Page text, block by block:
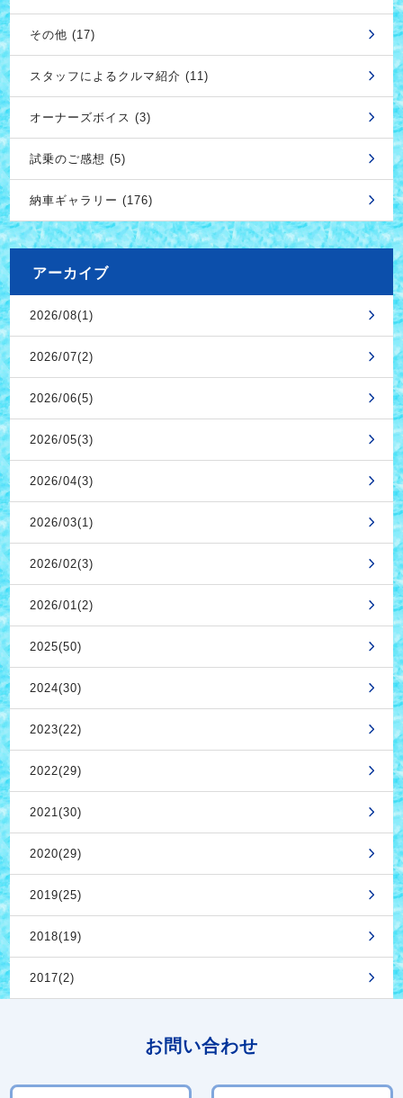
その他 (17)
スタッフによるクルマ紹介 (11)
オーナーズボイス (3)
試乗のご感想 (5)
納車ギャラリー (176)
アーカイブ
2026/08(1)
2026/07(2)
2026/06(5)
2026/05(3)
2026/04(3)
2026/03(1)
2026/02(3)
2026/01(2)
2025(50)
2024(30)
2023(22)
2022(29)
2021(30)
2020(29)
2019(25)
2018(19)
2017(2)
お問い合わせ